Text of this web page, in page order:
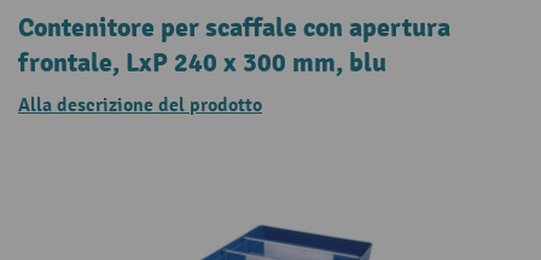
Contenitore per scaffale con apertura
frontale, LxP 240 x 300 mm, blu
Alla descrizione del prodotto